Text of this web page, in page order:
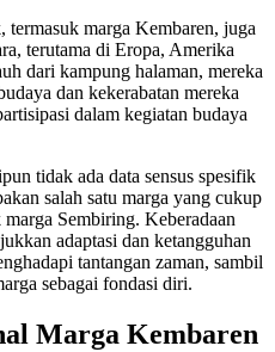
marga Kembaren, juga
terutama di Eropa, Amerika
dari kampung halaman, mereka
dan kekerabatan mereka
dalam kegiatan budaya
tidak ada data sensus spesifik
salah satu marga yang cukup
Sembiring. Keberadaan
adaptasi dan ketangguhan
tantangan zaman, sambil
sebagai fondasi diri.
Marga Kembaren